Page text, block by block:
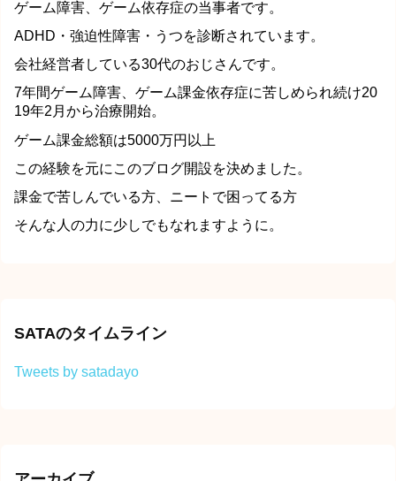
ゲーム障害、ゲーム依存症の当事者です。
ADHD・強迫性障害・うつを診断されています。
会社経営者している30代のおじさんです。
7年間ゲーム障害、ゲーム課金依存症に苦しめられ続け20
19年2月から治療開始。
ゲーム課金総額は5000万円以上
この経験を元にこのブログ開設を決めました。
課金で苦しんでいる方、ニートで困ってる方
そんな人の力に少しでもなれますように。
SATAのタイムライン
Tweets by satadayo